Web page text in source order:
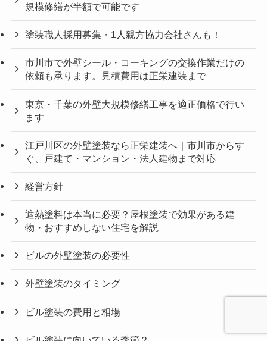
規模修繕が半額で可能です
塗装職人採用募集・1人親方協力会社さんも！
市川市で外壁シール・コーキングの交換作業だけの
依頼も承ります。見積費用は正栄建装まで
東京・千葉の外壁大規模修繕工事を適正価格で行い
ます
江戸川区の外壁塗装なら正栄建装へ｜市川市からす
ぐ、戸建て・マンション・法人建物まで対応
経営方針
遮熱塗料は本当に必要？屋根塗装で効果がある建
物・おすすめしない住宅を解説
ビルの外壁塗装の必要性
外壁塗装のタイミング
ビル塗装の費用と相場